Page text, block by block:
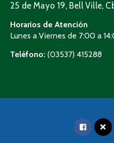
25 de Mayo 19, Bell Ville,
Horarios de Atención
Lunes a Viernes de 7:00 a
Teléfono: (03537) 415288